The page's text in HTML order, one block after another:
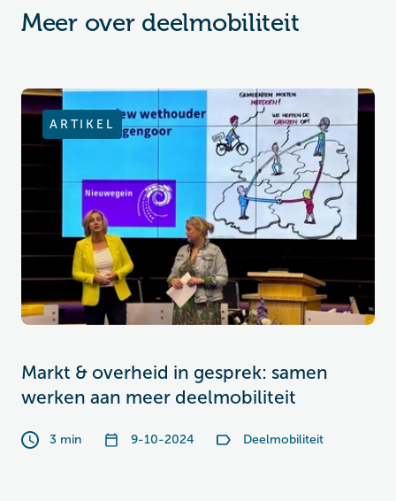
Meer over deelmobiliteit
ARTIKEL
Markt & overheid in gesprek: samen
werken aan meer deelmobiliteit
3 min 9-10-2024 Deelmobiliteit